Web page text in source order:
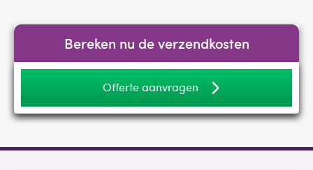
Bereken nu de verzendkosten
Offerte aanvragen